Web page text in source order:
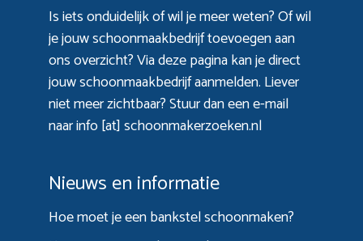
Is iets onduidelijk of wil je meer weten? Of wil
je jouw schoonmaakbedrijf toevoegen aan
ons overzicht? Viadeze paginakan je direct
jouw schoonmaakbedrijf aanmelden. Liever
niet meer zichtbaar? Stuur dan een e-mail
naar info [at] schoonmakerzoeken.nl
Nieuws en informatie
Hoe moet je een bankstel schoonmaken?